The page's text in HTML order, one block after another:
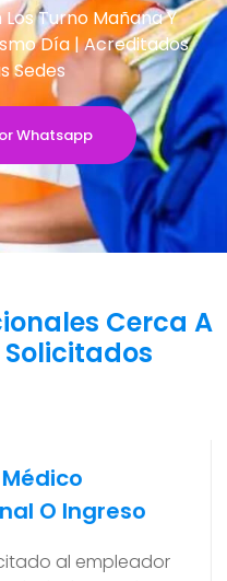
Turno Mañana Y
Día | Acreditados
Sedes
Whatsapp
Cerca A